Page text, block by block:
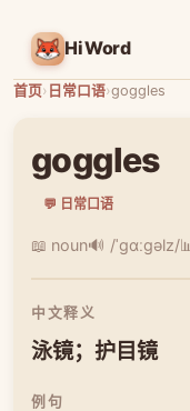
HiWord
首页› 日常口语›goggles
goggles
💬 日常口语
📖 noun🔊 /ˈɡɑːɡəlz/
中文释义
泳镜；护目镜
例句